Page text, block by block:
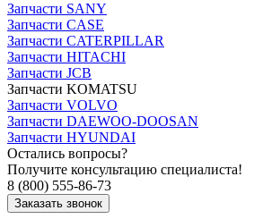
Запчасти SANY
Запчасти CASE
Запчасти CATERPILLAR
Запчасти HITACHI
Запчасти JCB
Запчасти KOMATSU
Запчасти VOLVO
Запчасти DAEWOO-DOOSAN
Запчасти HYUNDAI
Остались вопросы?
Получите консультацию специалиста!
8 (800) 555-86-73